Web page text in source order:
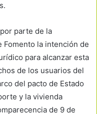
parte de la
Fomento la intención de
para alcanzar esta
de los usuarios del
del pacto de Estado
y la vivienda
de 9 de